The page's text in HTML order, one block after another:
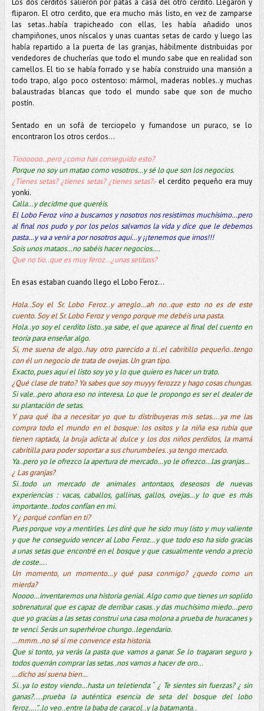
Los dos cerditos salieron por patas a casa del otro cerdito. Llegaron y
fliparon. El otro cerdito, que era mucho más listo, en vez de zamparse
las setas..había trapicheado con ellas, les había añadido unos
champiñones, unos níscalos y unas cuantas setas de cardo y luego las
había repartido a la puerta de las granjas, hábilmente distribuidas por
vendedores de chucherías que todo el mundo sabe que en realidad son
camellos. El tio se había forrado y se había construido una mansión a
todo trapo, algo poco ostentoso: mármol, maderas nobles..y muchas
balaustradas blancas que todo el mundo sabe que son de mucho
postín.
Sentado en un sofá de terciopelo y fumandose un puraco, se lo
encontraron los otros cerdos…
Tioooooo..pero ¿como has conseguido esto?
Porque no soy un matao como vosotros…y sé lo que son los negocios.
¿Tienes setas? ¿tienes setas? ¿tienes setas?.- el cerdito pequeño era muy
yonki.
Calla…y decidme que queréis.
El Lobo Feroz vino a buscarnos y nosotros nos resistimos muchísimo…pero
al final nos pudo y por los pelos salvamos la vida y dice que le debemos
pasta…y va a venir a por nosotros aquí…y ¡¡tenemos que irnos!!!
Sois unos mataos…no sabéis hacer negocios….
Que no tio..que es muy feroz…¿unas setitass?
En esas estaban cuando llego el Lobo Feroz…
Hola..Soy el Sr. Lobo Feroz..y arreglo…ah no..que esto no es de este
cuento. Soy el Sr. Lobo Feroz y vengo porque me debéis una pasta.
Hola..yo soy el cerdito listo..ya sabe, el que aparece al final del cuento en
teoría para enseñar algo.
Si, me suena de algo..hay otro parecido a ti..el cabritillo pequeño..tengo
con él un negocio de trata de ovejas. Un gran tipo.
Exacto, pues aquí el listo soy yo y lo que quiero es hacer un trato.
¿Qué clase de trato? Ya sabes que soy muyyy ferozzz y hago cosas chungas.
Si vale..pero ahora eso no interesa. Lo que le propongo es ser el dealer de
su plantación de setas.
Y para qué iba a necesitar yo que tu distribuyeras mis setas….ya me las
compra todo el mundo en el bosque: los ositos y la niña esa rubia que
tienen raptada, la bruja adicta al dulce y los dos niños perdidos, la mamá
cabritilla para poder soportar a sus churumbeles..ya tengo mercado.
Ya..pero yo le ofrezco la apertura de mercado…yo le ofrezco…las granjas…
¿ Las granjas?
Si..todo un mercado de animales antontaos, deseosos de nuevas
experiencias : vacas, caballos, gallinas, gallos, ovejas…y lo que es más
importante..todos confían en mi.
Y ¿ porqué confían en ti?
Pues porque voy a mentirles. Les diré que he sido muy listo y muy valiente
y que he conseguido vencer al Lobo Feroz…y que todo eso ha sido gracias
a unas setas que encontré en el bosque y que casualmente vendo a precio
de coste….
Un momento, un momento…y qué pasa conmigo? ¿quedo como un
mierda?
Noooo…inventaremos una historia genial. Algo como que tienes un soplido
sobrenatural que es capaz de derribar casas..y das muchísimo miedo…pero
que yo gracias a las setas construi una casa molona a prueba de huracanes y
te vencí. Serás un superhéroe chungo..legendario.
…mmm..no sé si me convence esta historia.
Que si tonto, ya verás la pasta que vamos a ganar. Se lo tragaran seguro y
todos querrán comprar las setas..nos vamos a hacer de oro…
…dicho así suena bien…
Si..ya lo estoy viendo…hasta un teletienda: “¿ Te sientes sin fuerzas? ¿ sin
ganas?....prueba la auténtica esencia de seta del bosque del lobo
feroz….”..lo veo..entre la baba de caracol..y la batamanta..